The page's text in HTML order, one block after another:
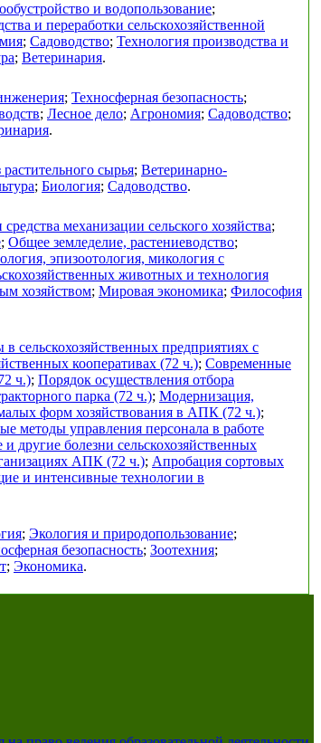
и водопользование;
и переработки сельскохозяйственной
; Садоводство; Технология производства и
; Ветеринария.
; Техносферная безопасность;
; Лесное дело; Агрономия; Садоводство;
.
сырья; Ветеринарно-
; Биология; Садоводство.
механизации сельского хозяйства;
; Общее земледелие, растениеводство;
эпизоотология, микология с
животных и технология
хозяйством; Мировая экономика; Философия
сельскохозяйственных предприятиях с
кооперативах (72 ч.); Современные
ч.); Порядок осуществления отбора
парка (72 ч.); Модернизация,
форм хозяйствования в АПК (72 ч.);
методы управления персонала в работе
другие болезни сельскохозяйственных
АПК (72 ч.); Апробация сортовых
и интенсивные технологии в
; Экология и природопользование;
безопасность; Зоотехния;
; Экономика.